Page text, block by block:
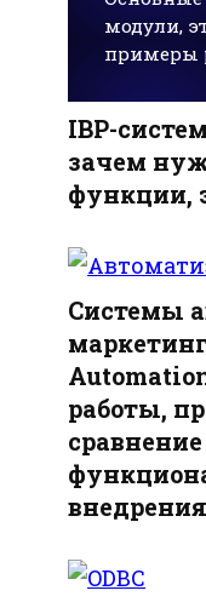
модули,
примеры
IBP-
зачем
функции,
Системы
работы,
внедрения